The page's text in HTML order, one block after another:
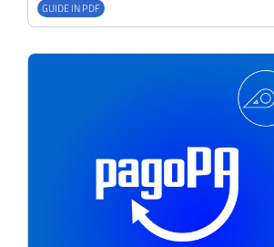
GUIDE IN PDF